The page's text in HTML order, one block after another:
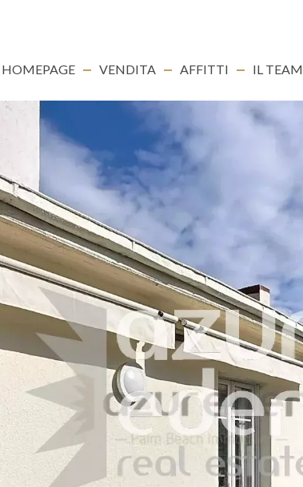
HOMEPAGE VENDITA AFFITTI IL TEAM